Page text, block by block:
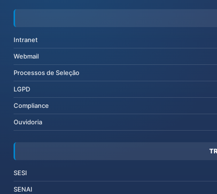
Intranet
Webmail
Processos de Seleção
LGPD
Compliance
Ouvidoria
SESI
SENAI